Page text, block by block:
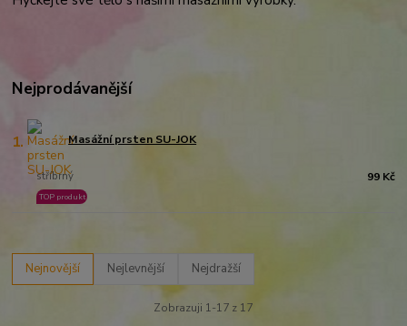
Nejprodávanější
1. Masážní prsten SU-JOK
stříbrný
TOP produkt
99 Kč
Nejnovější Nejlevnější Nejdražší
Zobrazuji 1-17 z 17